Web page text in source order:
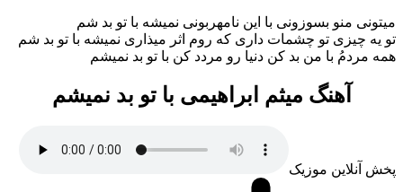
میتونی منو بسوزونی با این نامهربونی نمیشه با تو بد شم
تو یه چیزی تو چشمات داری که روم اثر میذاری نمیشه با تو بد شم
همه مردمُ با من بد کن دنیا رو مردد کن با تو بد نمیشم
آهنگ میثم ابراهیمی با تو بد نمیشم
پخش آنلاین موزیک